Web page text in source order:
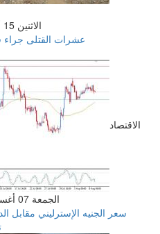
الاثنين 15 أبريل 2024 01:13 صباحاً
عشرات القتلى جراء
الاقتصاد
الجمعة 07 أغسطس 2026 06:06 صباحاً
سعر الجنيه الإسترليني مقابل